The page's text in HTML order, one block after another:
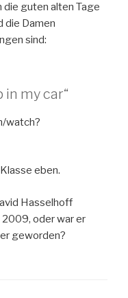
die guten alten Tage
die Damen
sind:
in my car“
watch?
eben.
Hasselhoff
oder war er
geworden?